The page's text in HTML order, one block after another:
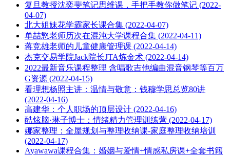
复旦教授沈奕斐笔记思维课，手把手教你做笔记 (2022-
04-07)
北大姐妹花学霸家长课合集 (2022-04-07)
单喆慜老师历次在混沌大学课程合集 (2022-04-11)
蒋竞雄老师的儿童健康管理课 (2022-04-14)
杰克交易学院Jack院长JTA炼金术 (2022-04-14)
2022最新音乐课程整理 含唱歌吉他编曲混音钢琴等百万
G资源 (2022-04-15)
看理想杨照主讲：温情与敬意：钱穆学思总览80讲
(2022-04-16)
高建华：个人职场的顶层设计 (2022-04-16)
酷炫脑·琳子博士：情绪精力管理训练营 (2022-04-17)
娜家整理：全屋规划与整理收纳课-家庭整理收纳培训
(2022-04-17)
Ayawawa课程合集：婚姻与爱情+情感私房课+全套书籍